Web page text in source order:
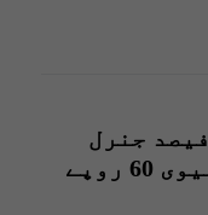
پیٹرول پر ختم کیا گیا 18 فیصد جنرل
سیلزٹیکس بحال کریں اور لیوی 60 روپے